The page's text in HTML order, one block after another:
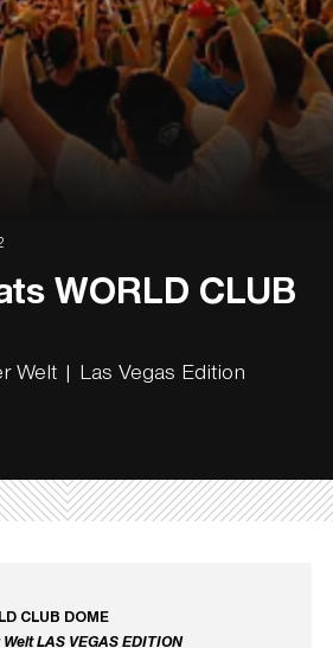
WORLD CLUB
Welt | Las Vegas Edition
CLUB DOME
LAS VEGAS EDITION